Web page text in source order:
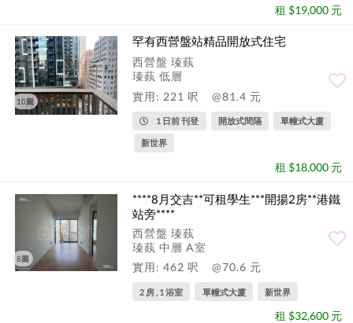
租 $19,000 元
10圖
罕有西營盤站精品開放式住宅
西營盤 瑧蓺
瑧蓺 低層
實用: 221 呎
@81.4 元
1 日前 刊登 開放式間隔 單幢式大廈
新世界
租 $18,000 元
8圖
****8月交吉**可租學生***開揚2房**港鐵
站旁****
西營盤 瑧蓺
瑧蓺 中層 A室
實用: 462 呎
@70.6 元
2 房 , 1 浴室 單幢式大廈 新世界
租 $32,600 元